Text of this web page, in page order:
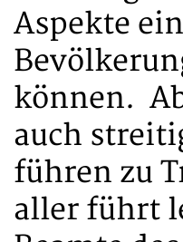
Aspekte
können.
auch
führen zu
aller führt